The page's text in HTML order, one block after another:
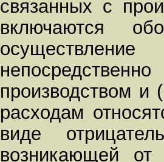
связанных с
включаются
производством и
расходам
виде
возникающей от